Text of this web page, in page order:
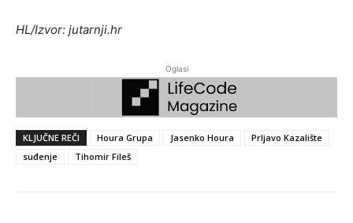
HL/Izvor: jutarnji.hr
Oglasi
KLJUČNE REČI Houra Grupa Jasenko Houra
Prljavo Kazalište
suđenje
Tihomir Fileš